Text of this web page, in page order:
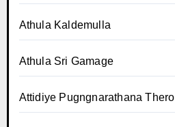
Athula Kaldemulla
Athula Sri Gamage
Attidiye Pugngnarathana Thero